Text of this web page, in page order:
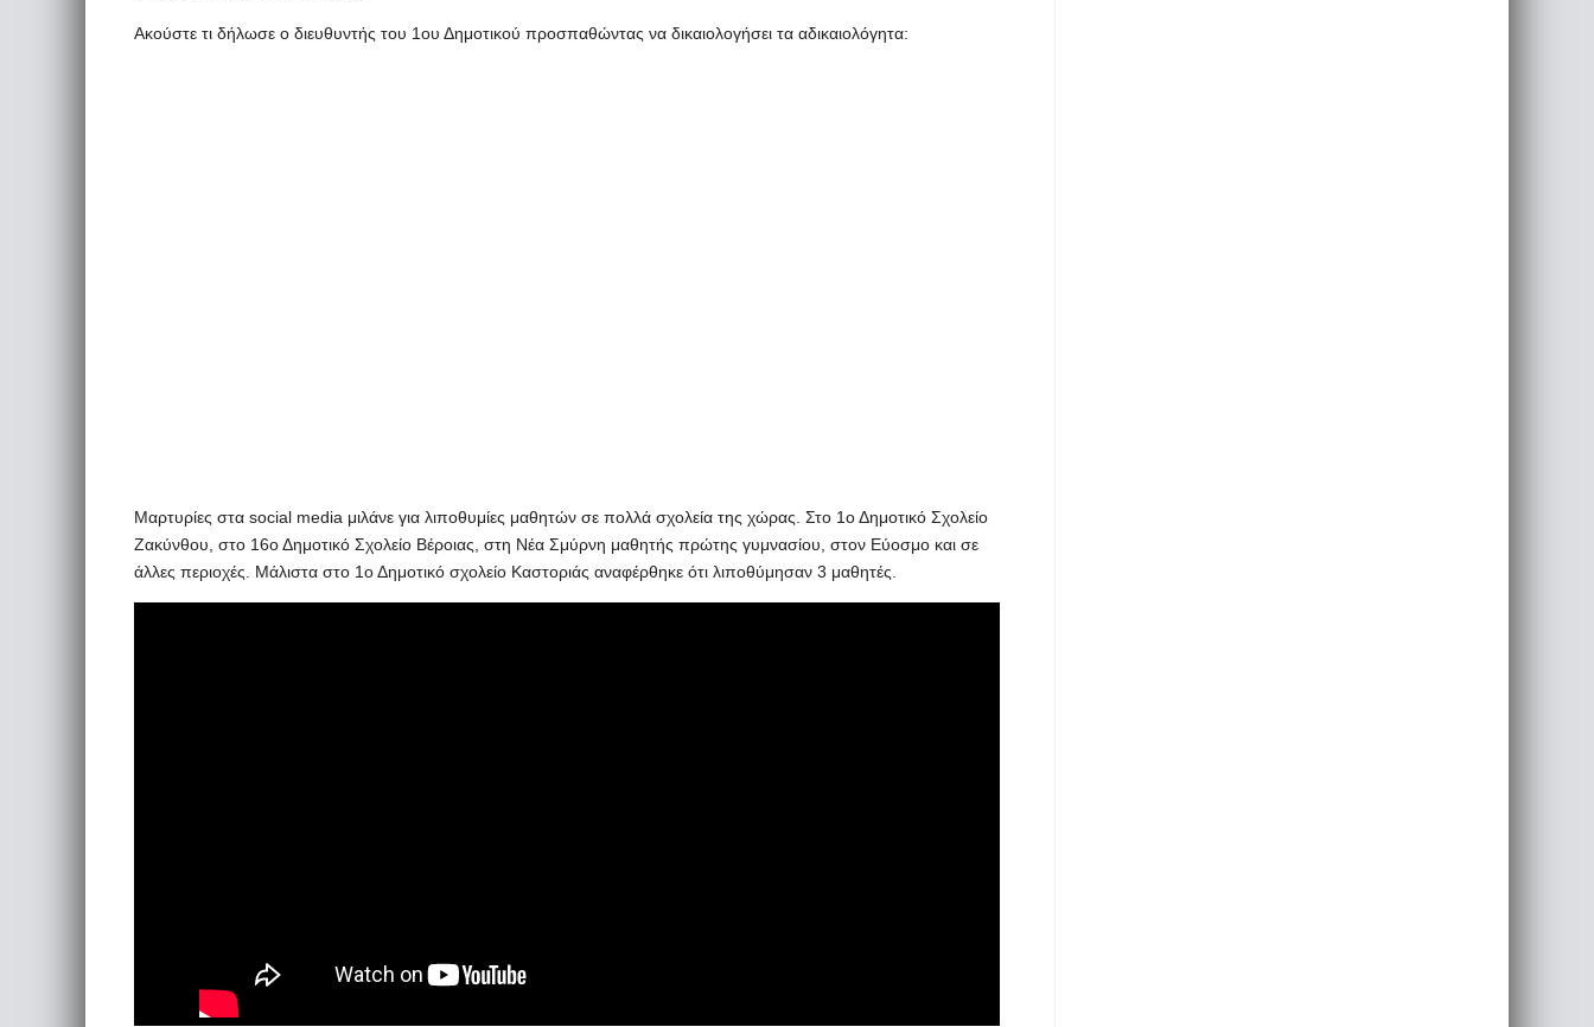
Ακούστε τι δήλωσε ο διευθυντής του 1ου Δημοτικού προσπαθώντας να δικαιολογήσει τα αδικαιολόγητα:
Μαρτυρίες στα social media μιλάνε για λιποθυμίες μαθητών σε πολλά σχολεία της χώρας. Στο 1ο Δημοτικό Σχολείο
Ζακύνθου, στο 16ο Δημοτικό Σχολείο Βέροιας, στη Νέα Σμύρνη μαθητής πρώτης γυμνασίου, στον Εύοσμο και σε
άλλες περιοχές. Μάλιστα στο 1ο Δημοτικό σχολείο Καστοριάς αναφέρθηκε ότι λιποθύμησαν 3 μαθητές.